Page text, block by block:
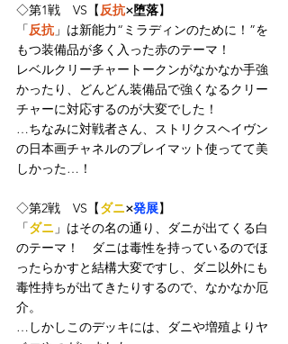
◇第1戦　VS【反抗×堕落】
「反抗」は新能力“ミラディンのために！”を
もつ装備品が多く入った赤のテーマ！
レベルクリーチャートークンがなかなか手強
かったり、どんどん装備品で強くなるクリー
チャーに対応するのが大変でした！
…ちなみに対戦者さん、ストリクスヘイヴン
の日本画チャネルのプレイマット使ってて美
しかった…！
◇第2戦　VS【ダニ×発展】
「ダニ 」はその名の通り、ダニが出てくる白
のテーマ！　ダニは毒性を持っているのでほ
ったらかすと結構大変ですし、ダニ以外にも
毒性持ちが出てきたりするので、なかなか厄
介。
…しかしこのデッキには、ダニや増殖よりヤ